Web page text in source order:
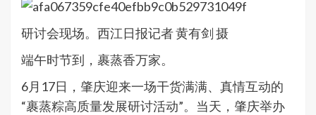
研讨会现场。西江日报记者 黄有剑 摄
端午时节到，裹蒸香万家。
6月17日，肇庆迎来一场干货满满、真情互动的
“裹蒸粽高质量发展研讨活动”。当天，肇庆举办